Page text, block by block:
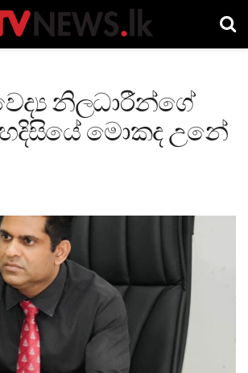
නිලධාරීන්ගේ
හදිසියේ මොකද උනේ